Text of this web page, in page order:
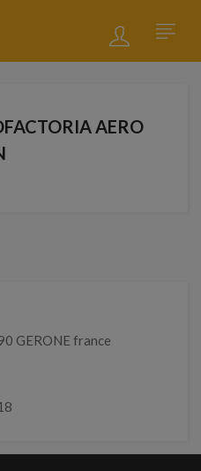
AERO
GERONE france